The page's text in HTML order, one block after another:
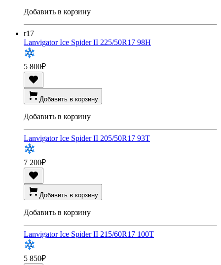
Добавить в корзину
r17
Lanvigator Ice Spider II 225/50R17 98H
5 800₽
Добавить в корзину
Добавить в корзину
Lanvigator Ice Spider II 205/50R17 93T
7 200₽
Добавить в корзину
Добавить в корзину
Lanvigator Ice Spider II 215/60R17 100T
5 850₽